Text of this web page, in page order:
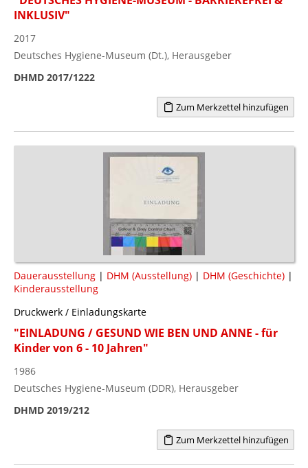
INKLUSIV"
2017
Deutsches Hygiene-Museum (Dt.), Herausgeber
DHMD 2017/1222
Zum Merkzettel hinzufügen
Dauerausstellung | DHM (Ausstellung) | DHM (Geschichte) |
Kinderausstellung
Druckwerk / Einladungskarte
"EINLADUNG / GESUND WIE BEN UND ANNE - für
Kinder von 6 - 10 Jahren"
1986
Deutsches Hygiene-Museum (DDR), Herausgeber
DHMD 2019/212
Zum Merkzettel hinzufügen